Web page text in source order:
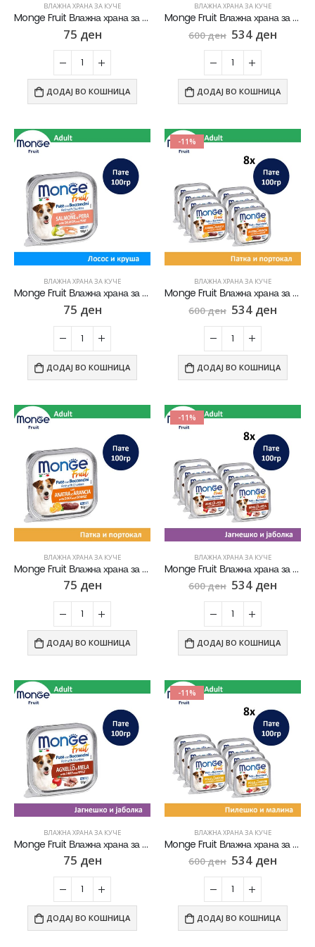
ВЛАЖНА ХРАНА ЗА КУЧЕ
Monge Fruit Влажна храна за кучиња со Свинско пате и ананас [Паштета 100гр]
75 ден
ДОДАЈ ВО КОШНИЦА
ВЛАЖНА ХРАНА ЗА КУЧЕ
Monge Fruit Влажна храна за кучиња со Лосос и круша СЕТ 8х [Паштета 100гр]
600ден 534 ден
ДОДАЈ ВО КОШНИЦА
ВЛАЖНА ХРАНА ЗА КУЧЕ
Monge Fruit Влажна храна за кучиња со Лосос и круша [Паштета 100гр]
75 ден
ДОДАЈ ВО КОШНИЦА
-11%
ВЛАЖНА ХРАНА ЗА КУЧЕ
Monge Fruit Влажна храна за кучиња со Патка и портокал СЕТ 8х [Паштета 100гр]
600ден 534 ден
ДОДАЈ ВО КОШНИЦА
ВЛАЖНА ХРАНА ЗА КУЧЕ
Monge Fruit Влажна храна за кучиња со Патка и портокал [Паштета 100гр]
75 ден
ДОДАЈ ВО КОШНИЦА
-11%
ВЛАЖНА ХРАНА ЗА КУЧЕ
Monge Fruit Влажна храна за кучиња со Јагнешко пате и јаболка СЕТ 8х [Паштета 100гр]
600ден 534 ден
ДОДАЈ ВО КОШНИЦА
ВЛАЖНА ХРАНА ЗА КУЧЕ
Monge Fruit Влажна храна за кучиња со Јагнешко пате и јаболка [Паштета 100гр]
75 ден
ДОДАЈ ВО КОШНИЦА
-11%
ВЛАЖНА ХРАНА ЗА КУЧЕ
Monge Fruit Влажна храна за кучиња со Пилешко пате и малина СЕТ 8х [Паштета 100гр]
600ден 534 ден
ДОДАЈ ВО КОШНИЦА